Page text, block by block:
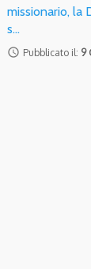
missionario, la
s…
access_time Pubblicato il: 9